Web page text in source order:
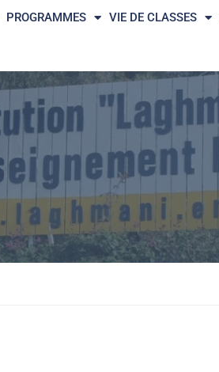
PROGRAMMES VIE DE CLASSES